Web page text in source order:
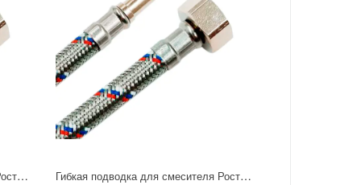
Гибкая подводка для смесителя Ростерм 1/2" М10x37 60 см НР-ВР Гибкая подводка для смесителя Ростерм 1/2" М10х37 80 см НР-ВР